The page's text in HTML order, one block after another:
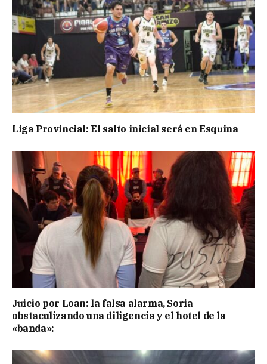
Liga Provincial: El salto inicial será en Esquina
Juicio por Loan: la falsa alarma, Soria
obstaculizando una diligencia y el hotel de la
«banda»: